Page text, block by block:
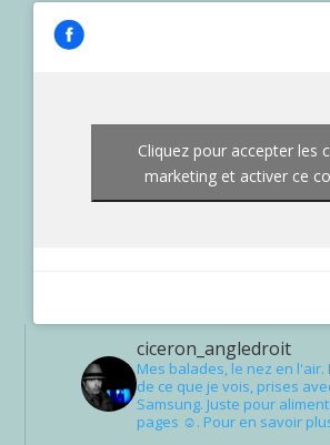
Cliquez pour accepter les
marketing et activer ce
ciceron_angledroit
Mes balades, le nez en l'air.
de ce que je vois, prises
Samsung. Juste pour
pages ☺. Pour en savoir